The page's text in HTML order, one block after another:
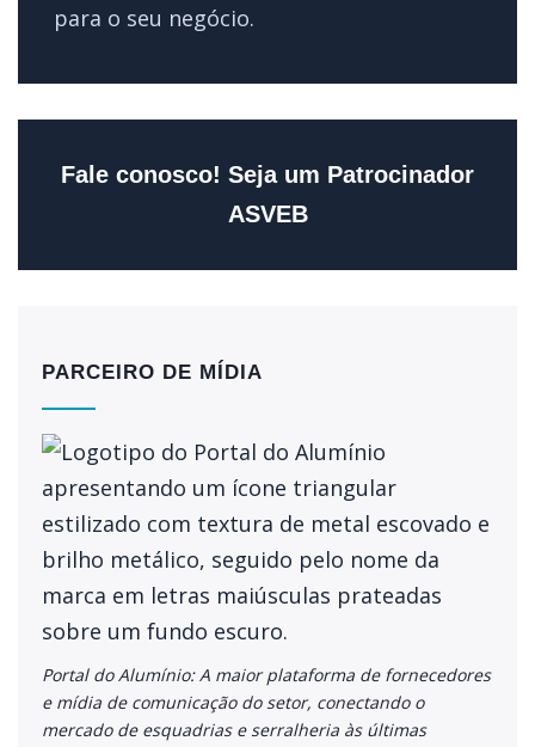
para o seu negócio.
Fale conosco! Seja um Patrocinador
ASVEB
PARCEIRO DE MÍDIA
Portal do Alumínio: A maior plataforma de fornecedores
e mídia de comunicação do setor, conectando o
mercado de esquadrias e serralheria às últimas